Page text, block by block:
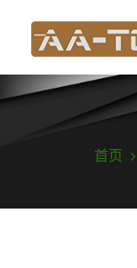
首页